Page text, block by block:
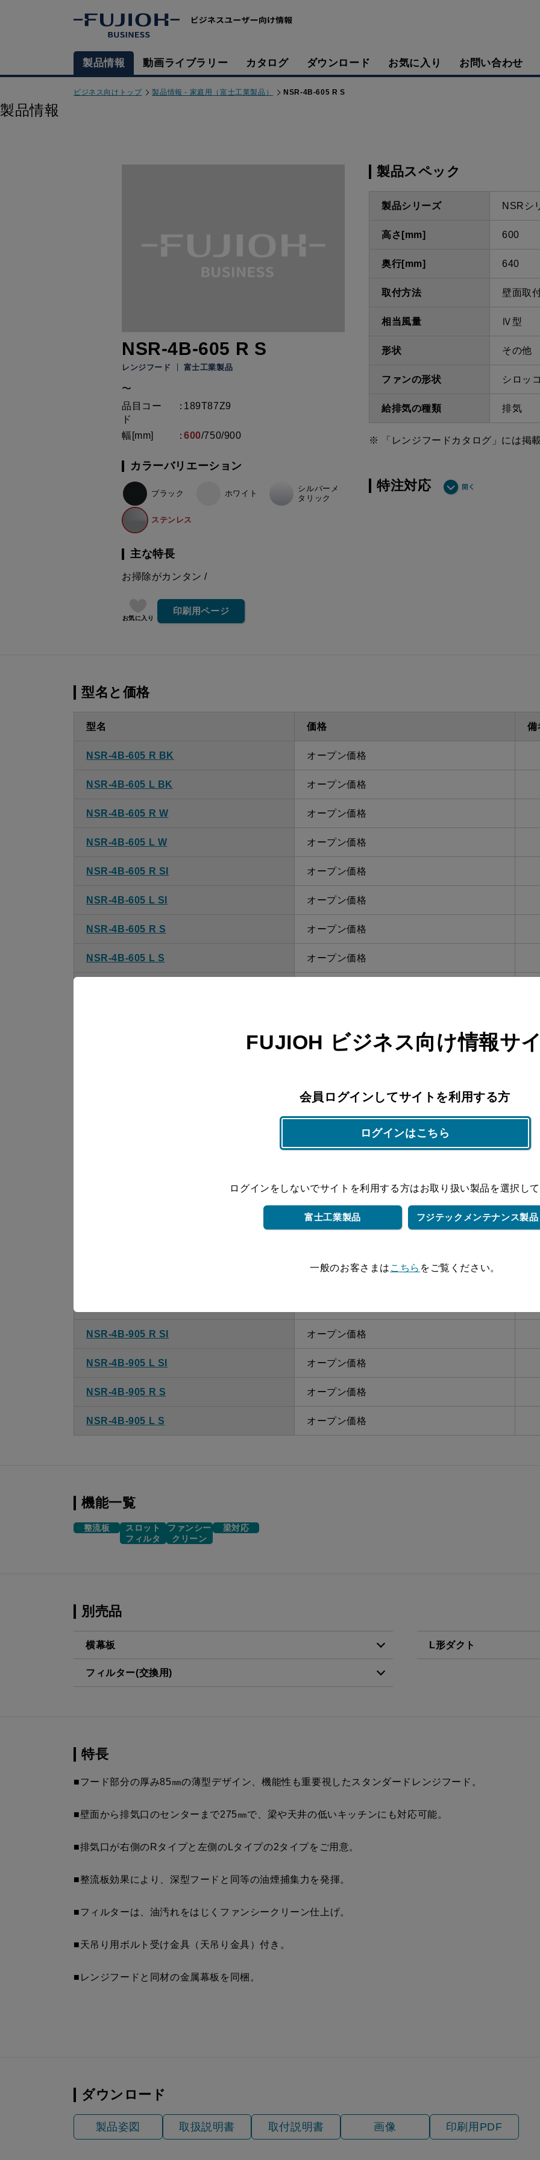
製品情報 動画ライブラリー カタログ ダウンロード お気に入り お問い合わせ
ビジネス向けトップ 製品情報 - 家庭用（富士工業製品） NSR-4B-605 R S
製品情報
NSR-4B-605 R S
レンジフード 富士工業製品
〜
品目コー
ド
189T87Z9
幅[mm] 600/750/900
カラーバリエーション
ブラック ホワイト
シルバーメ
タリック
ステンレス
主な特長
お掃除がカンタン
お気に入り
印刷用ページ
製品スペック
製品シリーズ NSRシ
高さ[mm] 600
奥行[mm] 640
取付方法 壁面取
相当風量 Ⅳ型
形状 その他
ファンの形状 シロッ
給排気の種類 排気
※ 「レンジフードカタログ」には掲
特注対応
型名と価格
型名 価格 備
NSR-4B-605 R BK オープン価格
NSR-4B-605 L BK オープン価格
NSR-4B-605 R W オープン価格
NSR-4B-605 L W オープン価格
NSR-4B-605 R SI オープン価格
NSR-4B-605 L SI オープン価格
NSR-4B-605 R S オープン価格
NSR-4B-605 L S オープン価格
オープン価格
オープン価格
オープン価格
オープン価格
オープン価格
オープン価格
NSR-4B-905 R SI オープン価格
NSR-4B-905 L SI オープン価格
NSR-4B-905 R S オープン価格
NSR-4B-905 L S オープン価格
機能一覧
整流板
スロット
フィルタ
ファンシー
クリーン
梁対応
別売品
横幕板
SI
YMP-NSB-515AL SI ¥8,470（税抜価格 ￥7,700）
YMP-NSB-515AL
¥13,310（税抜価格 ￥12,100）
フィルター(交換用)
L形ダクト
特長
■フード部分の厚み85㎜の薄型デザイン、機能性も重要視したスタンダードレンジフード。
■壁面から排気口のセンターまで275㎜で、梁や天井の低いキッチンにも対応可能。
■排気口が右側のRタイプと左側のLタイプの2タイプをご用意。
■整流板効果により、深型フードと同等の油煙捕集力を発揮。
■フィルターは、油汚れをはじくファンシークリーン仕上げ。
■天吊り用ボルト受け金具（天吊り金具）付き。
■レンジフードと同材の金属幕板を同梱。
ダウンロード
製品姿図 取扱説明書 取付説明書 画像 印刷用PDF
FUJIOH ビジネス向け情報サ
会員ログインしてサイトを利用する方
ログインはこちら
ログインをしないでサイトを利用する方はお取り扱い製品を選択し
富士工業製品 フジテック メンテナンス製品
一般のお客さまは こちら をご覧ください。